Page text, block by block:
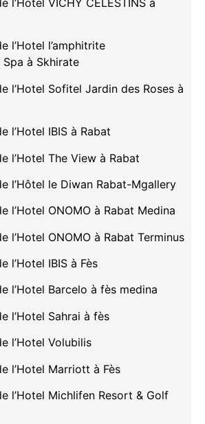
l’Hotel l’amphitrite
Spa à Skhirate
l’Hotel Sofitel Jardin des Roses à
l’Hotel IBIS à Rabat
l’Hotel The View à Rabat
l’Hôtel le Diwan Rabat-Mgallery
l’Hotel ONOMO à Rabat Medina
l’Hotel ONOMO à Rabat Terminus
l’Hotel IBIS à Fès
l’Hotel Barcelo à fès medina
l’Hotel Sahrai à fès
l’Hotel Volubilis
l’Hotel Marriott à Fès
l’Hotel Michlifen Resort & Golf